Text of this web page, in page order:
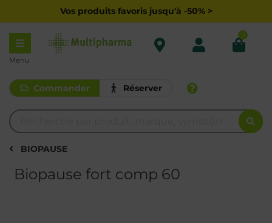
Vos produits favoris jusqu'à -50% >
Menu
0
Commander Réserver
BIOPAUSE
Biopause fort comp 60